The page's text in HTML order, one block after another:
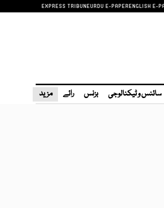
EXPRESS TRIBUNEURDU E-PAPERENGLISH E-
سائنس و ٹیکنالوجی بزنس رائے مزید